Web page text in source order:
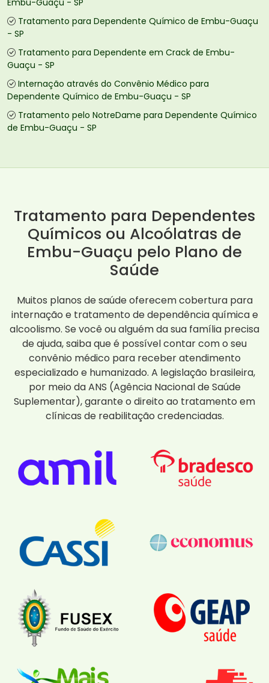
Embu-Guaçu - SP
Tratamento para Dependente Químico de Embu-Guaçu
- SP
Tratamento para Dependente em Crack de Embu-
Guaçu - SP
Internação através do Convênio Médico para
Dependente Químico de Embu-Guaçu - SP
Tratamento pelo NotreDame para Dependente Químico
de Embu-Guaçu - SP
Tratamento para Dependentes
Químicos ou Alcoólatras de
Embu-Guaçu pelo Plano de
Saúde
Muitos planos de saúde oferecem cobertura para
internação e tratamento de dependência química e
alcoolismo. Se você ou alguém da sua família precisa
de ajuda, saiba que é possível contar com o seu
convênio médico para receber atendimento
especializado e humanizado. A legislação brasileira,
por meio da ANS (Agência Nacional de Saúde
Suplementar), garante o direito ao tratamento em
clínicas de reabilitação credenciadas.